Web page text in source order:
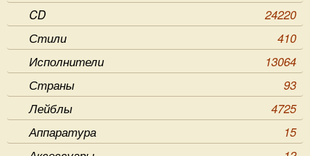
CD
24220
Стили
410
Исполнители
13064
Страны
93
Лейблы
4725
Аппаратура
15